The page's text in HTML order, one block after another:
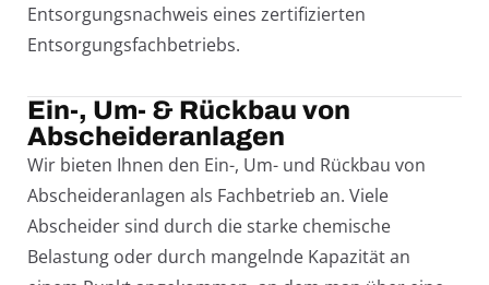
Entsorgungsnachweis eines zertifizierten
Entsorgungsfachbetriebs.
Ein-, Um- & Rückbau von
Abscheideranlagen
Wir bieten Ihnen den Ein-, Um- und Rückbau von
Abscheideranlagen als Fachbetrieb an. Viele
Abscheider sind durch die starke chemische
Belastung oder durch mangelnde Kapazität an